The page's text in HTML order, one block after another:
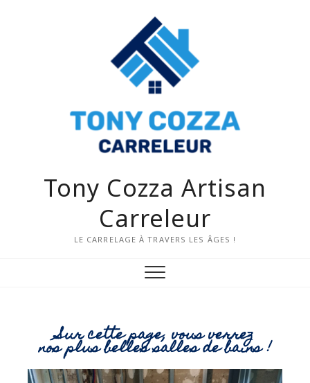
Tony Cozza Artisan
Carreleur
LE CARRELAGE À TRAVERS LES ÂGES !
Sur cette page, vous verrez
nos plus belles salles de bains !